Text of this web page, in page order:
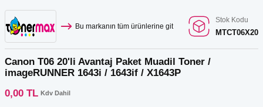
Bu markanın tüm ürünlerine git
Stok Kodu
MTCT06X20
Canon T06 20'li Avantaj Paket Muadil Toner /
imageRUNNER 1643i / 1643if / X1643P
0,00 TL Kdv Dahil